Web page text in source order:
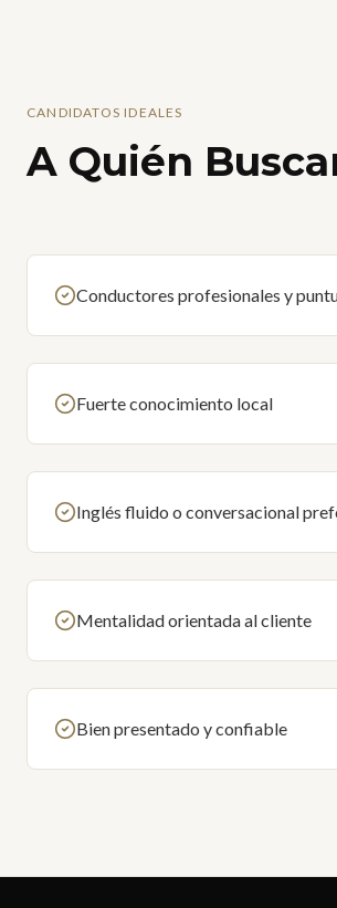
CANDIDATOS IDEALES
A Quién
Conductores profesionales y
Fuerte conocimiento local
Inglés fluido o conversacional
Mentalidad orientada al cliente
Bien presentado y confiable